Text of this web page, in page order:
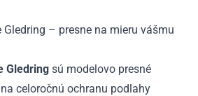
Gledring – presne na mieru vášmu
Gledring sú modelovo presné
celoročnú ochranu podlahy